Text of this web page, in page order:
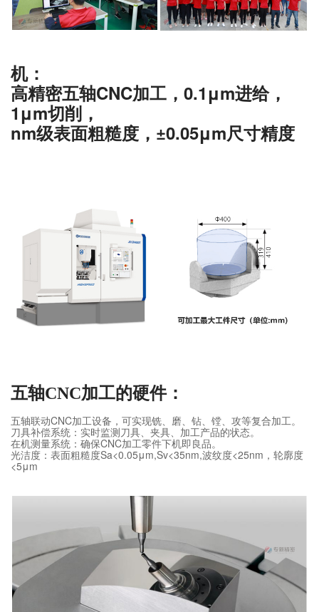
机：
高精密五轴CNC加工，0.1μm进给，
1μm切削，
nm级表面粗糙度，±0.05μm尺寸精度
五轴CNC加工的硬件：
五轴联动CNC加工设备，可实现铣、磨、钻、镗、攻等复合加工。
刀具补偿系统：实时监测刀具、夹具、加工产品的状态。
在机测量系统：确保CNC加工零件下机即良品。
光洁度：表面粗糙度Sa<0.05μm,Sv<35nm,波纹度<25nm，轮廓度
<5μm